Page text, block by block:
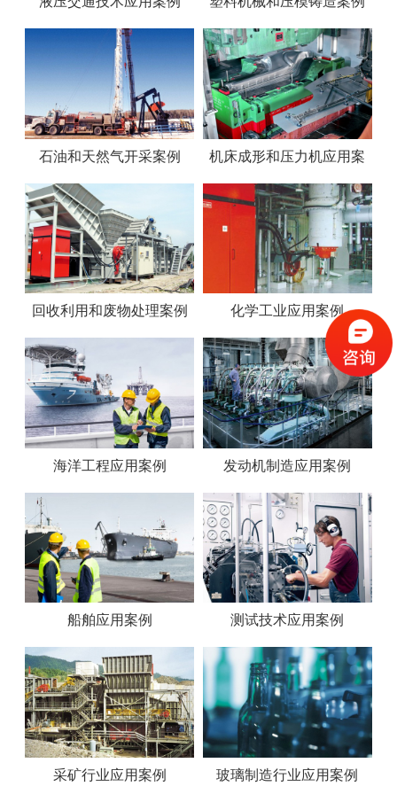
石油和天然气开采案例 机床成形和压力机应用案
例
回收利用和废物处理案例 化学工业应用案例
海洋工程应用案例 发动机制造应用案例
船舶应用案例 测试技术应用案例
采矿行业应用案例 玻璃制造行业应用案例